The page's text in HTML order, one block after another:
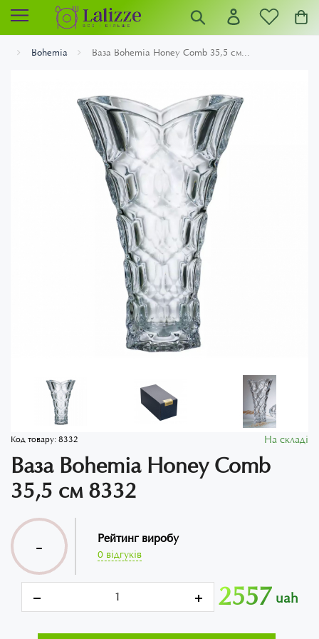
Bohemia Ваза Bohemia Honey Comb 35,5 см...
Код товару:8332 На складі
Ваза Bohemia Honey Comb
35,5 см 8332
- Рейтинг виробу
0 відгуків
2557 uah